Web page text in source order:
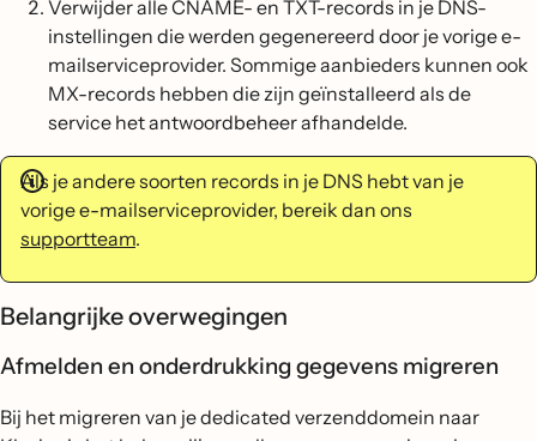
Verwijder alle CNAME- en TXT-records in je DNS-
instellingen die werden gegenereerd door je vorige e-
mailserviceprovider. Sommige aanbieders kunnen ook
MX-records hebben die zijn geïnstalleerd als de
service het antwoordbeheer afhandelde.
Als je andere soorten records in je DNS hebt van je
vorige e-mailserviceprovider, bereik dan ons
supportteam.
Belangrijke overwegingen
Afmelden en onderdrukking gegevens migreren
Bij het migreren van je dedicated verzenddomein naar